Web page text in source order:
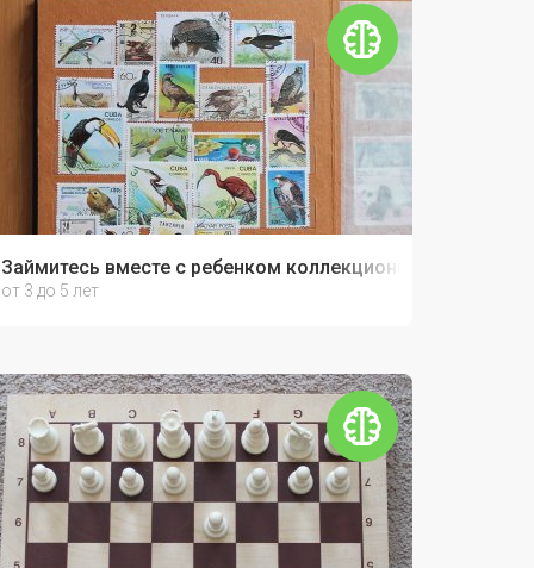
Займитесь вместе с ребенком коллекционированием!
от 3 до 5 лет